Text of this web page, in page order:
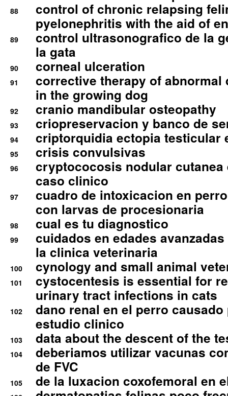
88
control of chronic relapsing
pyelonephritis with the aid of
89
control ultrasonografico de la
la gata
90 corneal ulceration
91
corrective therapy of abnormal
in the growing dog
92 cranio mandibular osteopathy
93 criopreservacion y banco de
94 criptorquidia ectopia testicular
95 crisis convulsivas
96
cryptococosis nodular cutanea
caso clinico
97
cuadro de intoxicacion en
con larvas de procesionaria
98 cual es tu diagnostico
99
cuidados en edades
la clinica veterinaria
100 cynology and small animal
101
cystocentesis is essential for
urinary tract infections in cats
102
dano renal en el perro
estudio clinico
103 data about the descent of the
104
deberiamos utilizar vacunas
de FVC
105 de la luxacion coxofemoral en